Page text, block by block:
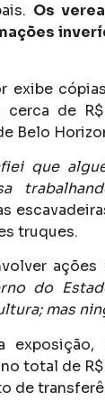
Os
exibe
de
Belo
que
truques.
do
mas
total de
de